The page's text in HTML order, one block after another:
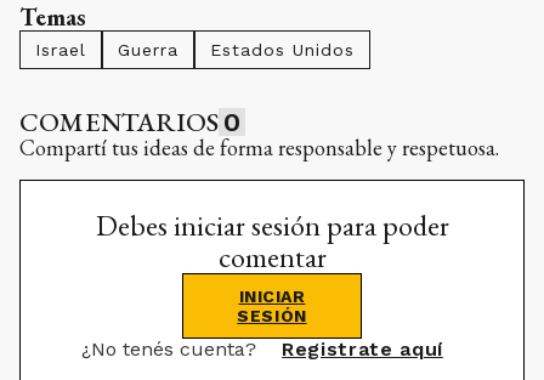
Temas
Israel Guerra Estados Unidos
COMENTARIOS 0
Compartí tus ideas de forma responsable y respetuosa.
Debes iniciar sesión para poder
comentar
INICIAR
SESIÓN
¿No tenés cuenta? Registrate aquí